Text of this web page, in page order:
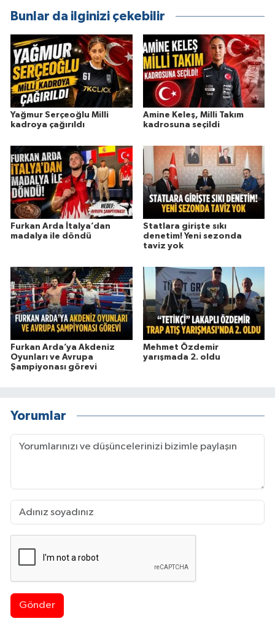
Bunlar da ilginizi çekebilir
Yağmur Serçeoğlu Milli
kadroya çağırıldı
Amine Keleş, Milli Takım
kadrosuna seçildi
Furkan Arda İtalya’dan
madalya ile döndü
Statlara girişte sıkı
denetim! Yeni sezonda
taviz yok
Furkan Arda’ya Akdeniz
Oyunları ve Avrupa
Şampiyonası görevi
Mehmet Özdemir
yarışmada 2. oldu
Yorumlar
Gönder